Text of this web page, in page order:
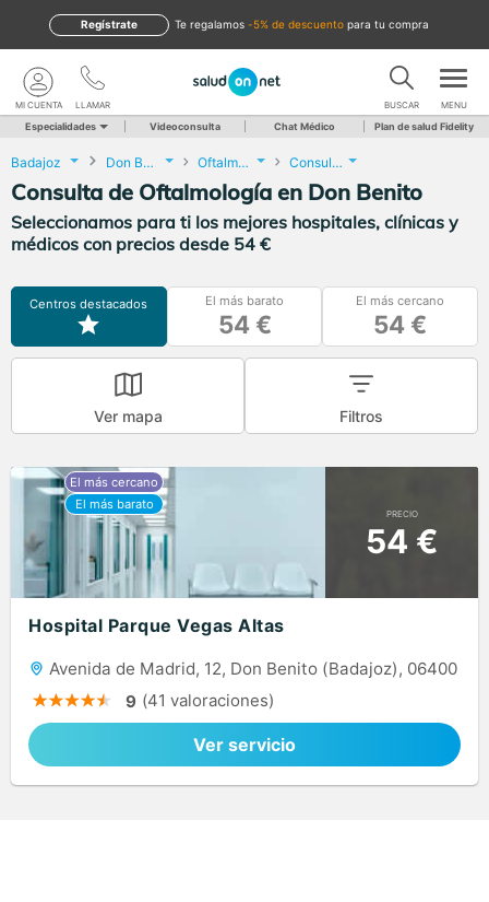
te regalamos -5% de descuento para tu compra
Regístrate
LLAMAR
MI CUENTA BUSCAR MENU
Especialidades Videoconsulta Chat Médico Plan de salud Fidelity
Badajoz Don Benito Oftalmología Consulta de Oftalmología
Consulta de Oftalmología en Don Benito
Seleccionamos para ti los mejores hospitales, clínicas y
médicos con precios desde 54 €
Centros destacados El más barato
54 €
El más cercano
54 €
Ver mapa Filtros
PRECIO
54 €
Hospital Parque Vegas Altas
Avenida de Madrid, 12, Don Benito (Badajoz), 06400
9 (41 valoraciones)
Ver servicio